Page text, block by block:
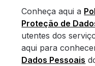
Conheça aqui a
Proteção de
utentes dos
aqui para
Dados Pessoais